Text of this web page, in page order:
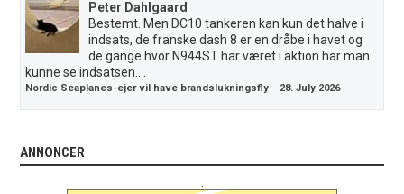
Peter Dahlgaard
Bestemt. Men DC10 tankeren kan kun det halve i
indsats, de franske dash 8 er en dråbe i havet og
de gange hvor N944ST har været i aktion har man
kunne se indsatsen....
Nordic Seaplanes-ejer vil have brandslukningsfly · 28. July 2026
ANNONCER